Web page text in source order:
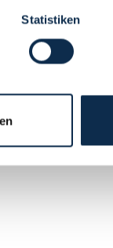
Statistiken